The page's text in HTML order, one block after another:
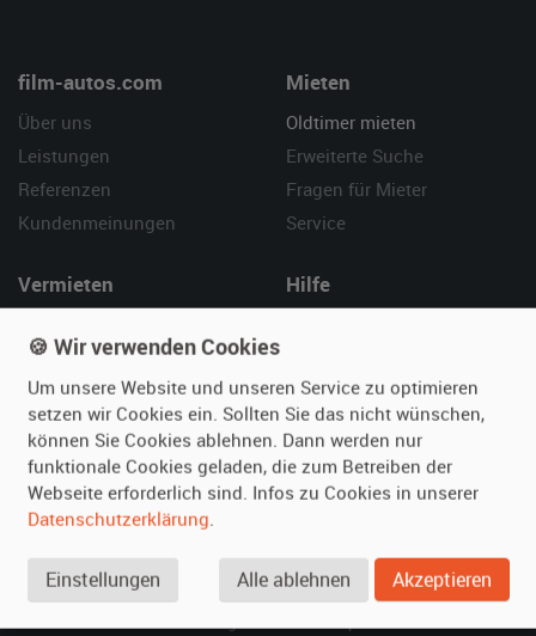
film-autos.com
Über uns
Leistungen
Referenzen
Kundenmeinungen
Mieten
Oldtimer mieten
Erweiterte Suche
Fragen für Mieter
Service
Vermieten
Fotos senden
Fragen für Vermieter
Inserat verwalten
Hilfe
Kontakt
SPECIAL
Berühmte Filmautos –
🍪 Wir verwenden Cookies
Um unsere Website und unseren Service zu optimieren
setzen wir Cookies ein. Sollten Sie das nicht wünschen,
können Sie Cookies ablehnen. Dann werden nur
funktionale Cookies geladen, die zum Betreiben der
Webseite erforderlich sind. Infos zu Cookies in unserer
Datenschutzerklärung.
Einstellungen Alle ablehnen Akzeptieren